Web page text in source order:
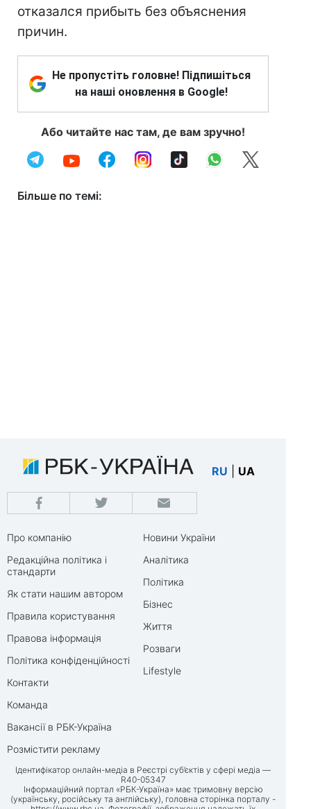
отказался прибыть без объяснения
причин.
Не пропустіть головне! Підпишіться
на наші оновлення в Google!
Або читайте нас там, де вам зручно!
Більше по темі:
RU UA
Про компанію
Редакційна політика і
стандарти
Як стати нашим автором
Правила користування
Правова інформація
Політика конфіденційності
Контакти
Команда
Вакансії в РБК-Україна
Розмістити рекламу
Новини України
Аналітика
Політика
Бізнес
Життя
Розваги
Lifestyle
Ідентифікатор онлайн-медіа в Реєстрі суб’єктів у сфері медіа —
R40-05347
Інформаційний портал «РБК-Україна» має тримовну версію
(українську, російську та англійську), головна сторінка порталу -